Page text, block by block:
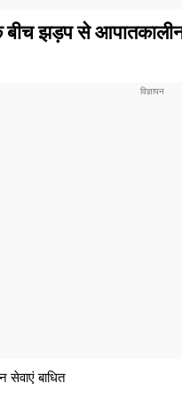
बीच झड़प से
बाधित